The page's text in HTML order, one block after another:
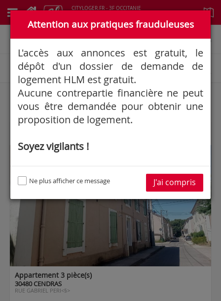
CITYLOGER.FR - 3F OCCITANIE
Google
Maps is
disabled.
✓
Allow
Informations générales
Rechercher une annonce
Résultat(s)
3F OCCITANIE
Appartement 3 pièce(s)
30480 CENDRAS
RUE GABRIEL PERI<§>
Attention aux pratiques frauduleuses
L'accès aux annonces est gratuit, le
dépôt d'un dossier de demande de
logement HLM est gratuit.
Aucune contrepartie financière ne peut
vous être demandée pour obtenir une
proposition de logement.
Soyez vigilants !
Ne plus afficher ce message J'ai compris